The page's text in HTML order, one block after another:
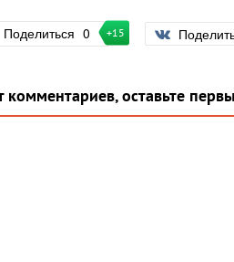
Поделиться 0 +15
комментариев, оставьте